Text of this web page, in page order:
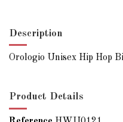
Description
Orologio Unisex Hip Hop
Product Details